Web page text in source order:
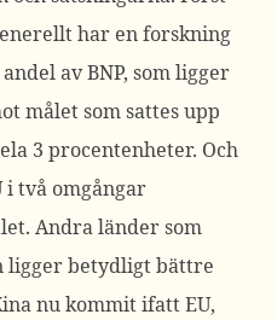
har en forskning
av BNP, som ligger
målet som sattes upp
3 procentenheter. Och
två omgångar
Andra länder som
ligger betydligt bättre
nu kommit ifatt EU,